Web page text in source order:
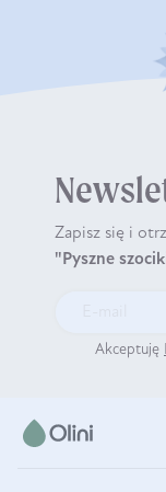
Zapisz się i
"Pyszne
Akceptuję